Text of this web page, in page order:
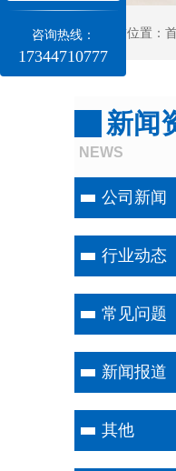
当前位置：
新闻
NEWS
公司新闻
行业动态
常见问题
新闻报道
其他
咨询热线：
17344710777